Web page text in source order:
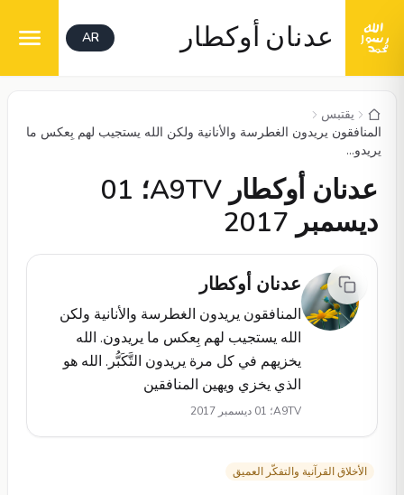
عدنان أوكطار AR
يقتبس
المنافقون يريدون الغطرسة والأنانية ولكن الله يستجيب لهم بِعكس ما
يريدو...
عدنان أوكطار A9TV؛ 01
ديسمبر 2017
عدنان أوكطار
المنافقون يريدون الغطرسة والأنانية ولكن
الله يستجيب لهم بِعكس ما يريدون. الله
يخزيهم في كل مرة يريدون التَّكَبُّر. الله هو
الذي يخزي ويهين المنافقين
A9TV؛ 01 ديسمبر 2017
الأخلاق القرآنية والتفكّر العميق